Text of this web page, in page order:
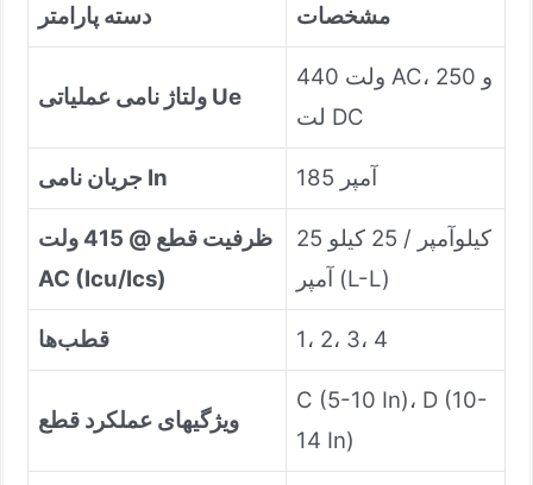
دسته پارامتر مشخصات
ولتاژ نامی عملیاتی Ue
440 ولت AC، 250 و
لت DC
جریان نامی In 185 آمپر
ظرفیت قطع @ 415 ولت
AC (Icu/Ics)
25 کیلوآمپر / 25 کیلو
آمپر (L-L)
قطب‌ها 1، 2، 3، 4
ویژگیهای عملکرد قطع
C (5-10 In)، D (10-
14 In)